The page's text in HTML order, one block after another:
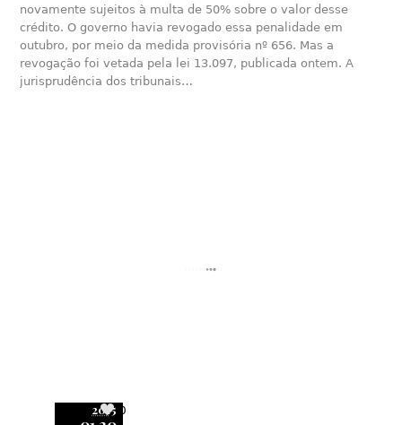
novamente sujeitos à multa de 50% sobre o valor desse
crédito. O governo havia revogado essa penalidade em
outubro, por meio da medida provisória nº 656. Mas a
revogação foi vetada pela lei 13.097, publicada ontem. A
jurisprudência dos tribunais…
2015 0